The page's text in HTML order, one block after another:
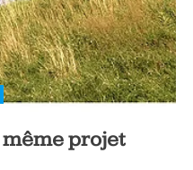
projet